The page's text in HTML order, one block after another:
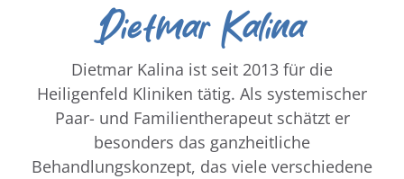
Dietmar Kalina
Dietmar Kalina ist seit 2013 für die
Heiligenfeld Kliniken tätig. Als systemischer
Paar- und Familientherapeut schätzt er
besonders das ganzheitliche
Behandlungskonzept, das viele verschiedene